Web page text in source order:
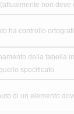
non deve
ha controllo
della tabella
specificato
di un elemento